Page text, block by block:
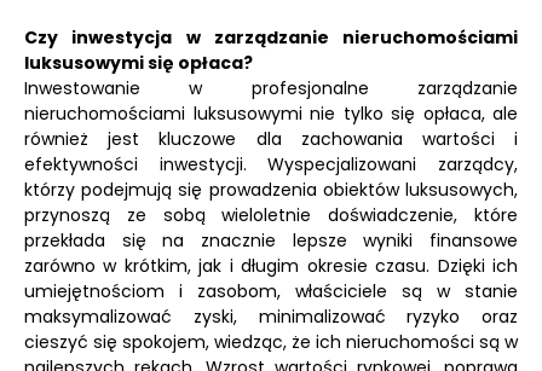
Czy inwestycja w zarządzanie nieruchomościami
luksusowymi się opłaca?
Inwestowanie w profesjonalne zarządzanie
nieruchomościami luksusowymi nie tylko się opłaca, ale
również jest kluczowe dla zachowania wartości i
efektywności inwestycji. Wyspecjalizowani zarządcy,
którzy podejmują się prowadzenia obiektów luksusowych,
przynoszą ze sobą wieloletnie doświadczenie, które
przekłada się na znacznie lepsze wyniki finansowe
zarówno w krótkim, jak i długim okresie czasu. Dzięki ich
umiejętnościom i zasobom, właściciele są w stanie
maksymalizować zyski, minimalizować ryzyko oraz
cieszyć się spokojem, wiedząc, że ich nieruchomości są w